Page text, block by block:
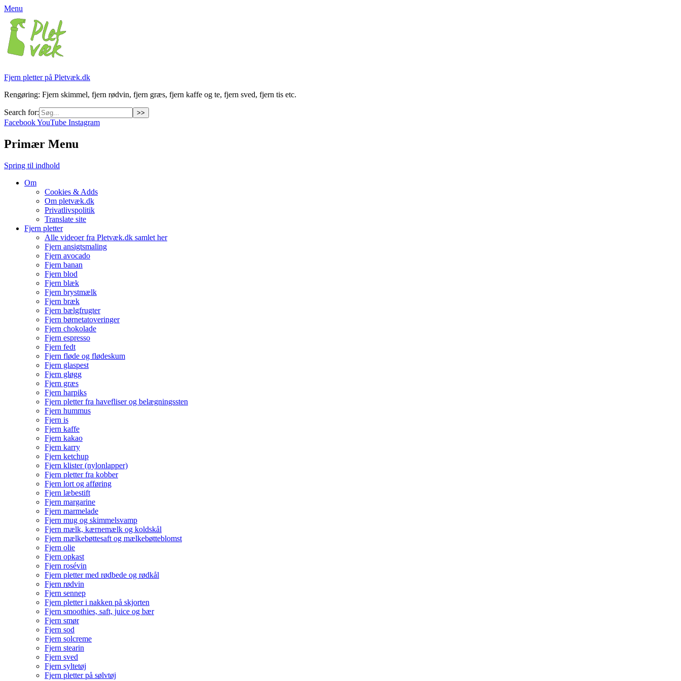
Menu
Fjern pletter på Pletvæk.dk
Rengøring: Fjern skimmel, fjern rødvin, fjern græs, fjern kaffe og te, fjern sved, fjern tis etc.
Search for:
FacebookYouTube Instagram
Primær Menu
Spring til indhold
Om
Cookies & Adds
Om pletvæk.dk
Privatlivspolitik
Translate site
Fjern pletter
Alle videoer fra Pletvæk.dk samlet her
Fjern ansigtsmaling
Fjern avocado
Fjern banan
Fjern blod
Fjern blæk
Fjern brystmælk
Fjern bræk
Fjern bælgfrugter
Fjern børnetatoveringer
Fjern chokolade
Fjern espresso
Fjern fedt
Fjern fløde og flødeskum
Fjern glaspest
Fjern gløgg
Fjern græs
Fjern harpiks
Fjern pletter fra havefliser og belægningssten
Fjern hummus
Fjern is
Fjern kaffe
Fjern kakao
Fjern karry
Fjern ketchup
Fjern klister (nylonlapper)
Fjern pletter fra kobber
Fjern lort og afføring
Fjern læbestift
Fjern margarine
Fjern marmelade
Fjern mug og skimmelsvamp
Fjern mælk, kærnemælk og koldskål
Fjern mælkebøttesaft og mælkebøtteblomst
Fjern olie
Fjern opkast
Fjern rosévin
Fjern pletter med rødbede og rødkål
Fjern rødvin
Fjern sennep
Fjern pletter i nakken på skjorten
Fjern smoothies, saft, juice og bær
Fjern smør
Fjern sod
Fjern solcreme
Fjern stearin
Fjern sved
Fjern syltetøj
Fjern pletter på sølvtøj